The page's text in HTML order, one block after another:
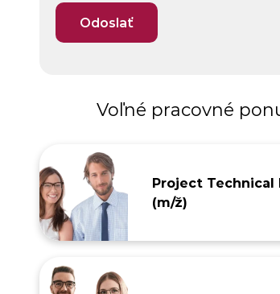
Voľné pracovné
Project Technical
(m/ž)